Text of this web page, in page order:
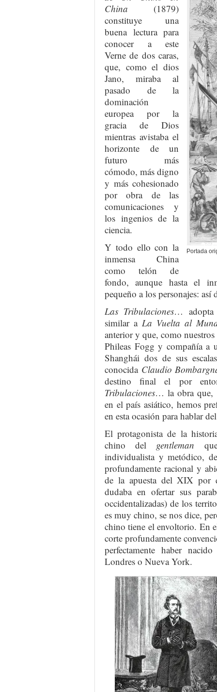
Portada
China (1879)
constituye una
buena lectura para
conocer a este
Verne de dos caras,
que, como el dios
Jano, miraba al
pasado de la
dominación
europea por la
gracia de Dios
mientras avistaba el
horizonte de un
futuro más
cómodo, más digno
y más cohesionado
por obra de las
comunicaciones y
los ingenios de la
ciencia.
Y todo ello con la
inmensa China
como telón de
fondo, aunque hasta el
pequeño a los personajes: así
Las Tribulaciones… adopta
similar a La Vuelta al
anterior y que, como nuestros
Phileas Fogg y compañía
Shanghái dos de sus
conocida Claudio
destino final el por
Tribulaciones… la obra que,
en el país asiático, hemos
en esta ocasión para hablar
El protagonista de la
chino del gentleman
individualista y metódico,
profundamente racional y
de la apuesta del XIX por
dudaba en ofertar sus
occidentalizadas) de los
es muy chino, se nos dice,
chino tiene el envoltorio. En
corte profundamente
perfectamente haber
Londres o Nueva York.